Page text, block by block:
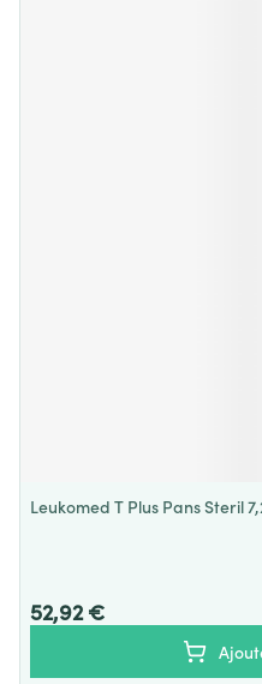
Leukomed T Plus Pans Steril
52,92 €